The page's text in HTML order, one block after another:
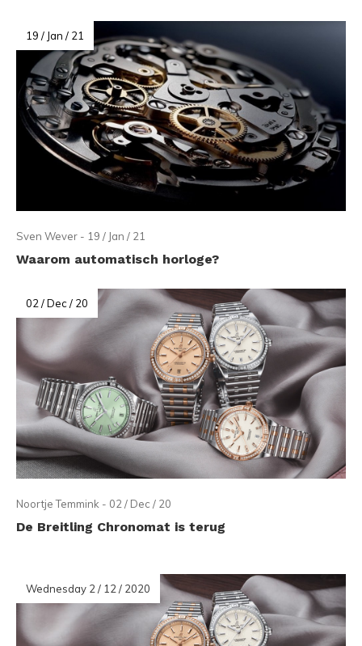
19 / Jan / 21
Sven Wever - 19 / Jan / 21
Waarom automatisch horloge?
02 / Dec / 20
Noortje Temmink - 02 / Dec / 20
De Breitling Chronomat is terug
Wednesday 2 / 12 / 2020